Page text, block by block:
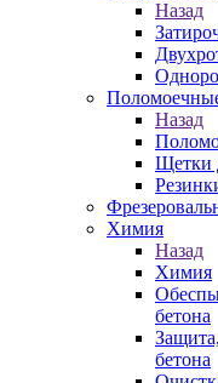
Назад
Назад
Щетки
Химия
Назад
Химия
бетона
бетона